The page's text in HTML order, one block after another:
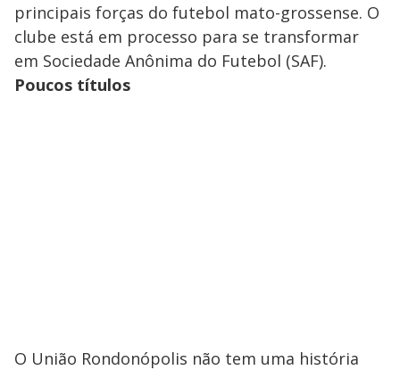
principais forças do futebol mato-grossense. O
clube está em processo para se transformar
em Sociedade Anônima do Futebol (SAF).
Poucos títulos
O União Rondonópolis não tem uma história